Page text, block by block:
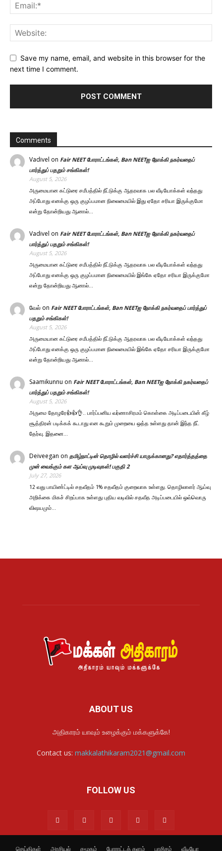
Save my name, email, and website in this browser for the
next time I comment.
Comments
Vadivel on Fair NEET போராட்டங்கள், Ban NEETஐ நோக்கி நகர்வதைப்
பார்த்துப் பதறும் சங்கிகள்!
August 5, 2026
அருமையான கட்டுரை சமீபத்தில் நீட்டுக்கு ஆதரவாக பல வீடியோக்கள் வந்தது
அப்போது எனக்கு ஒரு குழப்பமான நிலைமையில் இது ஏதோ சரியா இருக்குமோ
என்று தோன்றியது ஆனால்…
Vadivel on Fair NEET போராட்டங்கள், Ban NEETஐ நோக்கி நகர்வதைப்
பார்த்துப் பதறும் சங்கிகள்!
August 5, 2026
அருமையான கட்டுரை சமீபத்தில் நீட்டுக்கு ஆதரவாக பல வீடியோக்கள் வந்தது
அப்போது எனக்கு ஒரு குழப்பமான நிலைமையில் இங்கே ஏதோ சரியா இருக்குமோ
என்று தோன்றியது ஆனால்…
வேல் on Fair NEET போராட்டங்கள், Ban NEETஐ நோக்கி நகர்வதைப் பார்த்துப்
பதறும் சங்கிகள்!
August 5, 2026
அருமையான கட்டுரை சமீபத்தில் நீட்டுக்கு ஆதரவாக பல வீடியோக்கள் வந்தது
அப்போது எனக்கு ஒரு குழப்பமான நிலைமையில் இங்கே ஏதோ சரியா இருக்குமோ
என்று தோன்றியது ஆனால்…
Saamikunnu on Fair NEET போராட்டங்கள், Ban NEETஐ நோக்கி நகர்வதைப்
பார்த்துப் பதறும் சங்கிகள்!
August 5, 2026
அருமை தோழரே👍👍👌.. பார்ப்பனிய வர்ணாசிரமம் கொள்கை அடிப்படையின் கீழ்
சூத்திரன் படிக்கக் கூடாது என கூறும் முறையை ஒத்த உள்ளது தான் இந்த நீட்
தேர்வு. இதனை…
Deiveegan on தமிழ்நாட்டின் தொழில் வளர்ச்சி யாருக்கானது? எதார்த்தத்தை
முன் வைக்கும் கள ஆய்வு முடிவுகள்! பகுதி 2
July 27, 2026
12 வது பாயிண்ட்டில் சதவீதம் 1% சதவீதம் குறைவாக உள்ளது. தொழிலாளர் ஆய்வு
அறிக்கை மிகச் சிறப்பாக உள்ளது புதிய வடிவில் சதவீத அடிப்படையில் ஒவ்வொரு
விஷயமும்…
ABOUT US
அதிகாரம் யாவும் உழைக்கும் மக்களுக்கே!
Contact us: makkalathikaram2021@gmail.com
FOLLOW US
செய்திகள் அரசியல் சமூகம் போராட்டக் களம் பாசிசம் வீடியோ